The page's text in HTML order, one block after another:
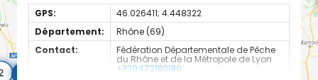
GPS:
46.026411; 4.448322
Département:
Rhône (69)
Contact:
Fédération Départementale de Pêche
du Rhône et de la Métropole de Lyon
+330472180180